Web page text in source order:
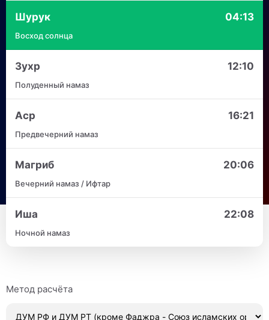
Шурук 04:13
Восход солнца
Зухр 12:10
Полуденный намаз
Аср 16:21
Предвечерний намаз
Магриб 20:06
Вечерний намаз / Ифтар
Иша 22:08
Ночной намаз
Метод расчёта